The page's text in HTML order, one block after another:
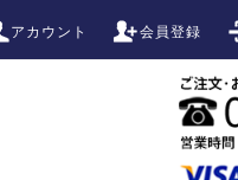
アカウント 会員登録